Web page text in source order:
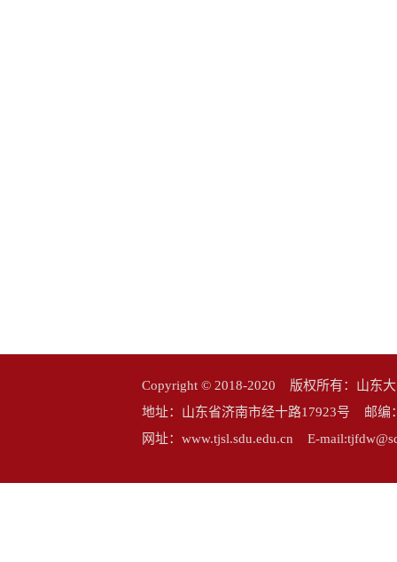
Copyright © 2018-2020 版权所有：山东
地址：山东省济南市经十路17923号 邮
网址：www.tjsl.sdu.edu.cn E-